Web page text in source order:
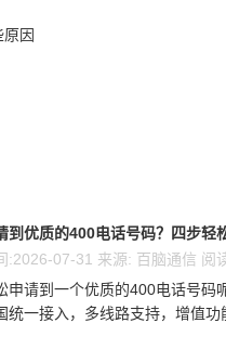
因
到优质的400电话号码？四步轻
:2026-07-31 来源: 百脑通信 阅
申请到一个优质的400电话号码
统一接入，多线路支持，增值功